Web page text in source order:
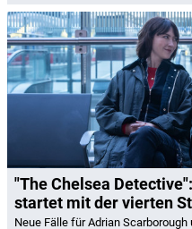
"The Chelsea
startet mit der vierten
Neue Fälle für Adrian